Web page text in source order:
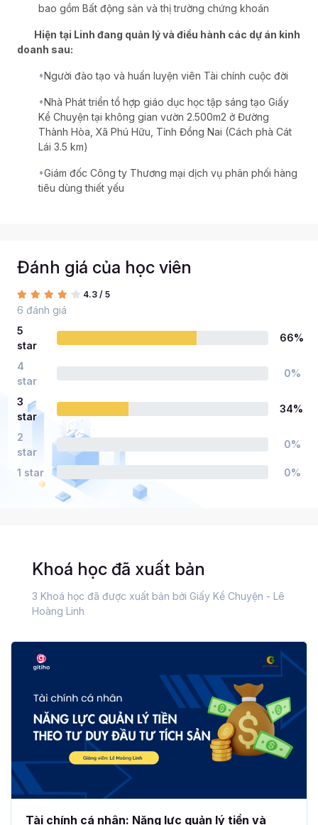
bao gồm Bất động sản và thị trường chứng khoán
Hiện tại Linh đang quản lý và điều hành các dự án kinh
doanh sau:
•Người đào tạo và huấn luyện viên Tài chính cuộc đời
•Nhà Phát triển tổ hợp giáo dục học tập sáng tạo Giấy
Kể Chuyện tại không gian vườn 2.500m2 ở Đường
Thành Hòa, Xã Phú Hữu, Tỉnh Đồng Nai (Cách phà Cát
Lái 3.5 km)
•Giám đốc Công ty Thương mại dịch vụ phân phối hàng
tiêu dùng thiết yếu
Đánh giá của học viên
4.3 / 5
6 đánh giá
5
star
66%
4
star
0%
3
star
34%
2
star
0%
1 star 0%
Khoá học đã xuất bản
3 Khoá học đã được xuất bản bởi Giấy Kể Chuyện - Lê
Hoàng Linh
Tài chính cá nhân: Năng lực quản lý tiền và